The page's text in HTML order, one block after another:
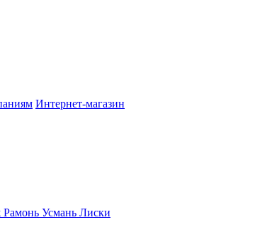
Интернет-магазин
Рамонь Усмань Лиски